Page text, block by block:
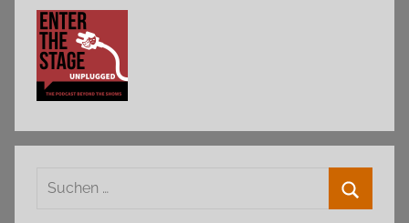
Suchen